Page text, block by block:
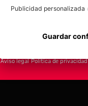
Aviso legal Política de privacidad